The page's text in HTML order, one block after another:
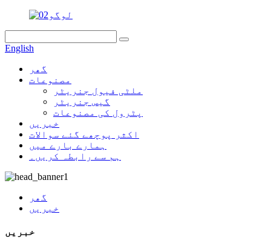
English
گھر
مصنوعات
ملٹی فیول جنریٹر
گیس جنریٹر
پٹرول کی مصنوعات
خبریں
اکثر پوچھے گئے سوالات
ہمارے بارے میں
ہم سے رابطہ کریں۔
گھر
خبریں
خبریں